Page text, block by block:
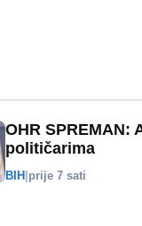
OHR SPREMAN:
političarima
BIH prije 7 sati